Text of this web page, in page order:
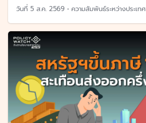
วันที่ 5 ส.ค. 2569 • ความสัมพันธ์ระหว่างประเทศ